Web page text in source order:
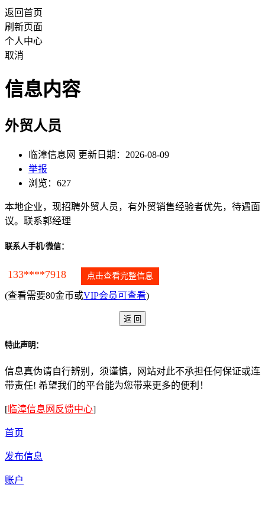
返回首页
刷新页面
个人中心
取消
信息内容
外贸人员
临漳信息网 更新日期：2026-08-09
举报
浏览：627
本地企业，现招聘外贸人员，有外贸销售经验者优先，待遇面
议。联系郭经理
联系人手机/微信：
133****7918 点击查看完整信息
(查看需要80金币或VIP会员可查看)
特此声明：
信息真伪请自行辨别，须谨慎，网站对此不承担任何保证或连
带责任! 希望我们的平台能为您带来更多的便利！
[临漳信息网反馈中心]
首页
发布信息
账户